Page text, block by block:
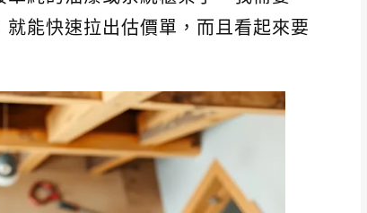
能快速拉出估價單，而且看起來要